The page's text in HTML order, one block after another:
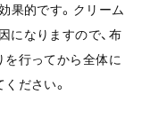
果的です。クリーム
になりますので、布
を行ってから全体に
ださい。